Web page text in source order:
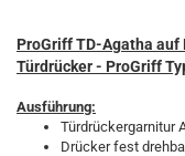
ProGriff TD-Agatha
Türdrücker - ProGriff
Ausführung:
Türdrückergarnitur
Drücker fest